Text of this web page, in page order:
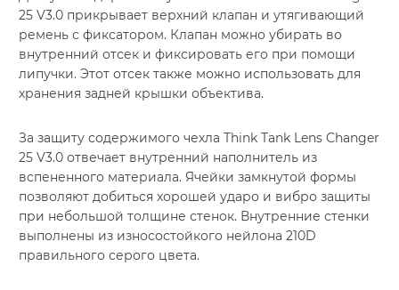
25 V3.0 прикрывает верхний клапан и утягивающий
ремень с фиксатором. Клапан можно убирать во
внутренний отсек и фиксировать его при помощи
липучки. Этот отсек также можно использовать для
хранения задней крышки объектива.
За защиту содержимого чехла Think Tank Lens Changer
25 V3.0 отвечает внутренний наполнитель из
вспененного материала. Ячейки замкнутой формы
позволяют добиться хорошей ударо и вибро защиты
при небольшой толщине стенок. Внутренние стенки
выполнены из износостойкого нейлона 210D
правильного серого цвета.